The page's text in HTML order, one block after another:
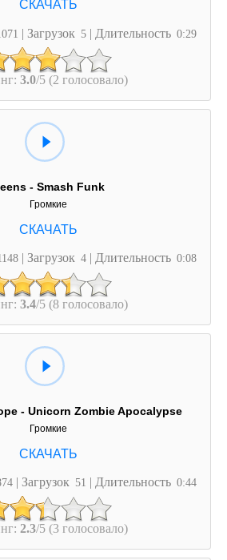
| Загрузок 5 | Длительность 0:29
3.0/5 (2 голосовало)
- Smash Funk
Громкие
| Загрузок 4 | Длительность 0:08
3.4/5 (8 голосовало)
- Unicorn Zombie Apocalypse
Громкие
| Загрузок 51 | Длительность 0:44
2.3/5 (3 голосовало)